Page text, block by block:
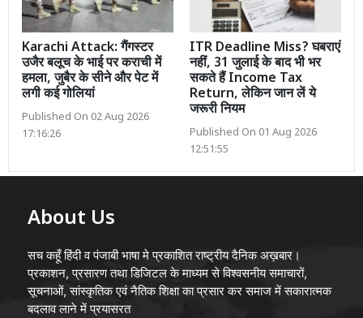
Karachi Attack: गैंगस्टर
उजैर बलूच के भाई पर कराची में
हमला, जुबैर के सीने और पेट में
लगी कई गोलियां
Published On 02 Aug 2026
17:16:26
ITR Deadline Miss? घबराएं
नहीं, 31 जुलाई के बाद भी भर
सकते हैं Income Tax
Return, लेकिन जान लें ये
जरूरी नियम
Published On 01 Aug 2026
12:51:55
About Us
सच कहूँ हिंदी व पंजाबी भाषा मे प्रकाशित राष्ट्रीय दैनिक अख़बार।
प्रकाशन, प्रसारण तथा डिजिटल के माध्यम से विश्वसनीय समाचारों,
सूचनाओं, सांस्कृतिक एवं नैतिक शिक्षा का प्रसार कर समाज में सकारात्मक
बदलाव लाने में प्रयासरत